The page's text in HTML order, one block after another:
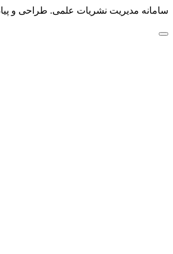
سامانه مدیریت نشریات علمی. طراحی و